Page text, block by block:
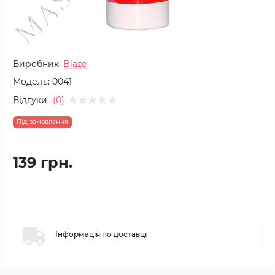
Виробник: Blaze
Модель: 0041
Відгуки: (0)
Під замовлення
139 грн.
Інформація по доставці